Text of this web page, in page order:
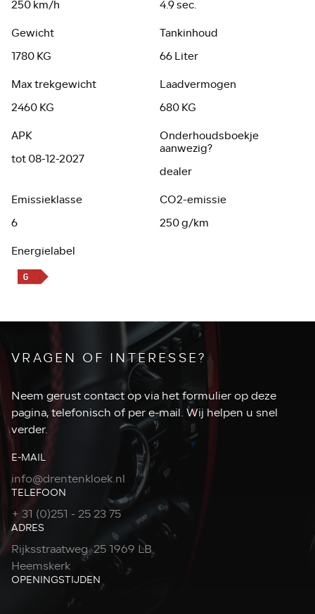
250 km/h
4.9 sec.
Gewicht
1780 KG
Tankinhoud
66 Liter
Max trekgewicht
2460 KG
Laadvermogen
680 KG
APK
tot 08-12-2027
Onderhoudsboekje
aanwezig?
dealer
Emissieklasse
6
CO2-emissie
250 g/km
Energielabel
VRAGEN OF INTERESSE?
Neem gerust contact op via het formulier op deze
pagina, telefonisch of per e-mail. Wij helpen u snel
verder.
E-MAIL
info@drentenkloek.nl
TELEFOON
+ 31 (0)251 - 25 23 75
ADRES
Rijksstraatweg 25 1969 LB
Heemskerk
OPENINGSTIJDEN